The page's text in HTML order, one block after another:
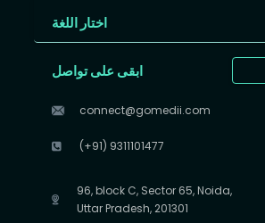
اختار اللغة
ابقى على تواصل
connect@gomedii.com
(+91) 9311101477
96, block C, Sector 65, Noida,
Uttar Pradesh, 201301